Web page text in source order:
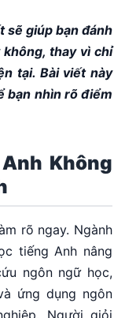
sẽ giúp bạn đánh
thay vì chỉ
tại. Bài viết này
bạn nhìn rõ điểm
Không
rõ ngay. Ngành
tiếng Anh nâng
ngôn ngữ học,
ứng dụng ngôn
Người giỏi